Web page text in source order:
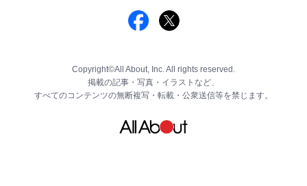
Copyright©All About, Inc. All rights reserved.
掲載の記事・写真・イラストなど、
すべてのコンテンツの無断複写・転載・公衆送信等を禁じます。